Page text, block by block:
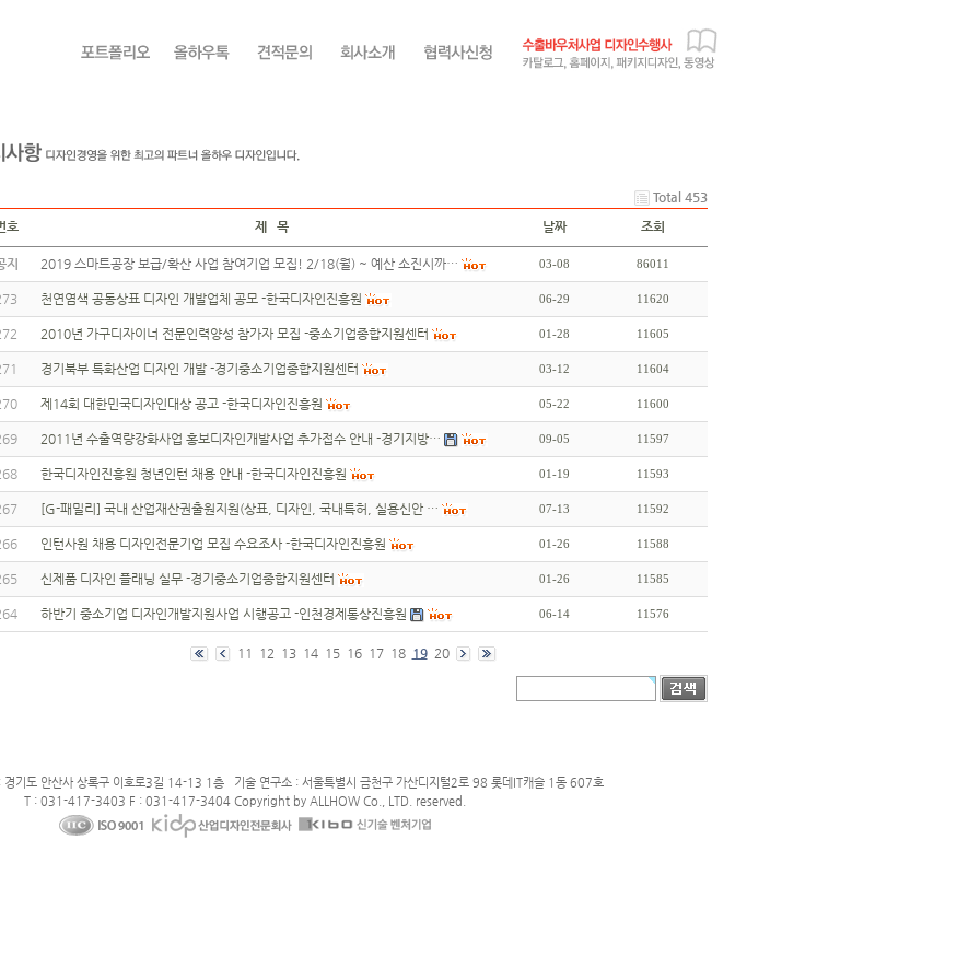
Total 453
호
제 목 날짜 조회
지 2019 스마트공장 보급/확산 사업 참여기업 모집! 2/18(월) ~ 예산 소진시까… 03-08 86011
천연염색 공동상표 디자인 개발업체 공모 -한국디자인진흥원 06-29 11620
2010년 가구디자이너 전문인력양성 참가자 모집 -중소기업종합지원센터 01-28 11605
경기북부 특화산업 디자인 개발 -경기중소기업종합지원센터 03-12 11604
제14회 대한민국디자인대상 공고 -한국디자인진흥원 05-22 11600
2011년 수출역량강화사업 홍보디자인개발사업 추가접수 안내 -경기지방… 09-05 11597
한국디자인진흥원 청년인턴 채용 안내 -한국디자인진흥원 01-19 11593
[G-패밀리] 국내 산업재산권출원지원(상표, 디자인, 국내특허, 실용신안 … 07-13 11592
인턴사원 채용 디자인전문기업 모집 수요조사 -한국디자인진흥원 01-26 11588
신제품 디자인 플래닝 실무 -경기중소기업종합지원센터 01-26 11585
하반기 중소기업 디자인개발지원사업 시행공고 -인천경제통상진흥원 06-14 11576
11 12 13 14 15 16 17 18 19 20
기도 안산사 상록구 이호로3길 14-13 1층 기술 연구소 : 서울특별시 금천구 가산디지털2로 98 롯데IT캐슬 1동 607호
T : 031-417-3403 F : 031-417-3404 Copyright by ALLHOW Co., LTD. reserved.